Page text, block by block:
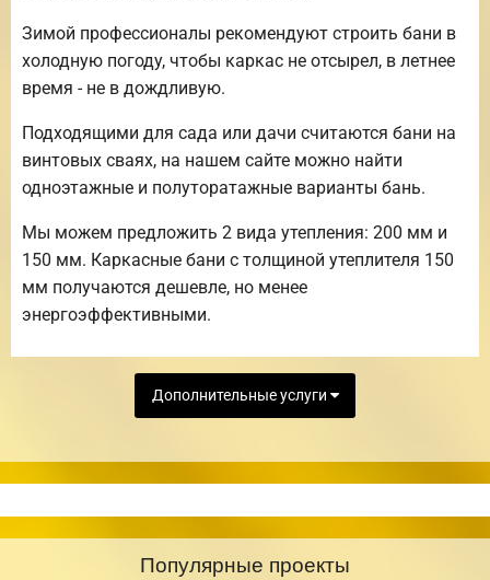
Зимой профессионалы рекомендуют строить бани в
холодную погоду, чтобы каркас не отсырел, в летнее
время - не в дождливую.
Подходящими для сада или дачи считаются бани на
винтовых сваях, на нашем сайте можно найти
одноэтажные и полуторатажные варианты бань.
Мы можем предложить 2 вида утепления: 200 мм и
150 мм. Каркасные бани с толщиной утеплителя 150
мм получаются дешевле, но менее
энергоэффективными.
Дополнительные услуги
Популярные проекты